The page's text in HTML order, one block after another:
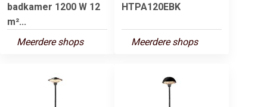
badkamer 1200 W 12
m²...
Meerdere shops
HTPA120EBK
Meerdere shops